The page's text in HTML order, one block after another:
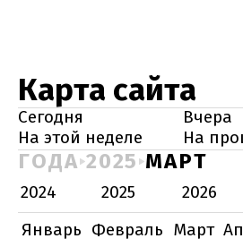
Карта сайта
Сегодня
Вчера
На этой неделе
На
ГОДА 2025 МАРТ
2024 2025
2026
Январь Февраль Март